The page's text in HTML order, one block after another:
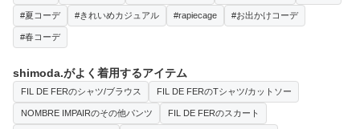
#夏コーデ #きれいめカジュアル #rapiecage #お出かけコーデ
#春コーデ
shimoda.がよく着用するアイテム
FIL DE FERのシャツ/ブラウス FIL DE FERのTシャツ/カットソー
NOMBRE IMPAIRのその他パンツ FIL DE FERのスカート